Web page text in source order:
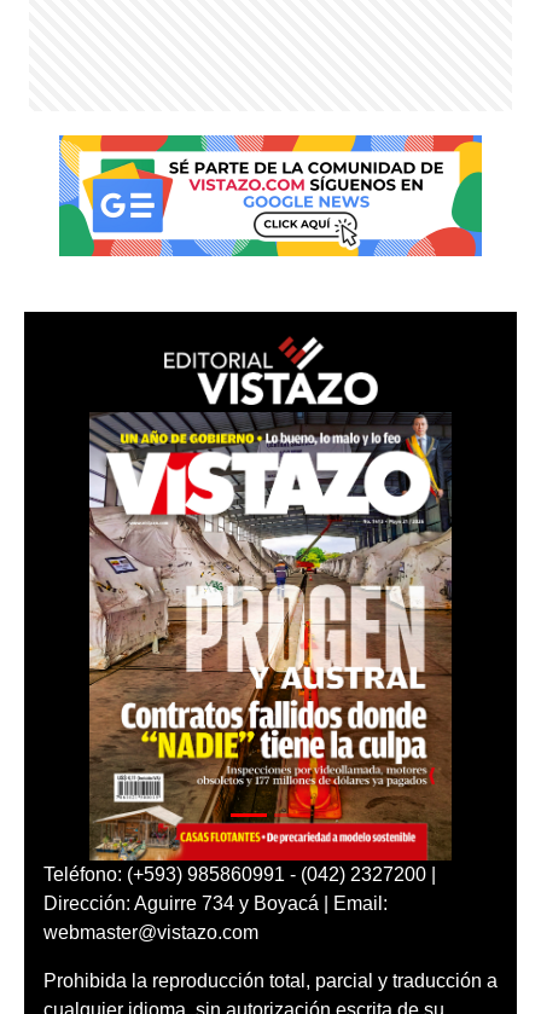
Teléfono: (+593) 985860991 - (042) 2327200 |
Dirección: Aguirre 734 y Boyacá | Email:
webmaster@vistazo.com
Prohibida la reproducción total, parcial y traducción a